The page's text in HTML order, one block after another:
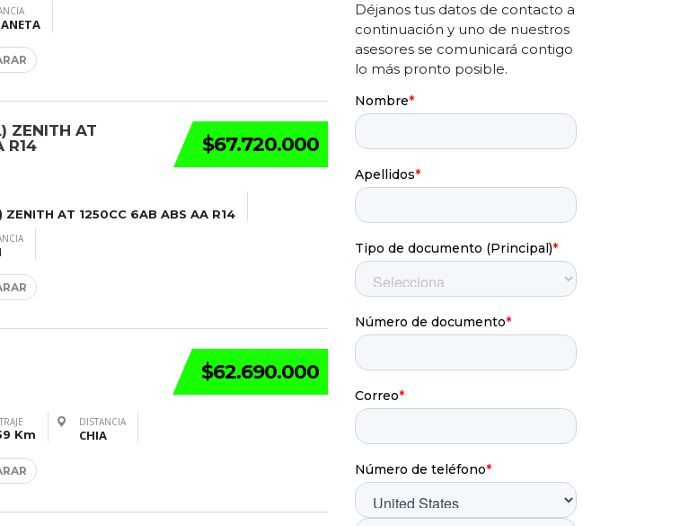
Déjanos tus datos de contacto a
continuación y uno de nuestros
asesores se comunicará contigo
lo más pronto posible.
$67.720.000
ZENITH AT
R14
ZENITH AT 1250CC 6AB ABS AA R14
$62.690.000
Km
DISTANCIA
CHIA